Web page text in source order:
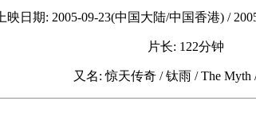
上映日期: 2005-09-23(中国大陆/中国香港) /
片长: 122分钟
又名: 惊天传奇 / 钛雨 / The Myth